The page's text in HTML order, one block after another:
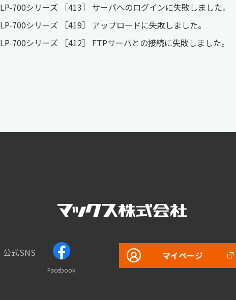
LP-700シリーズ ［413］ サーバへのログインに失敗しました。
LP-700シリーズ ［419］ アップロードに失敗しました。
LP-700シリーズ ［412］ FTPサーバとの接続に失敗しました。
公式SNS
Facebook
マイページ